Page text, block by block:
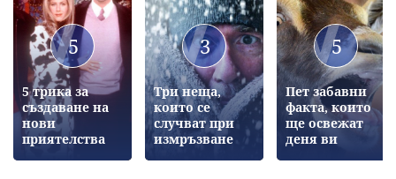
5
5 трика за
създаване на
нови
приятелства
3
Три неща,
които се
случват при
измръзване
5
Пет забавни
факта, които
ще освежат
деня ви